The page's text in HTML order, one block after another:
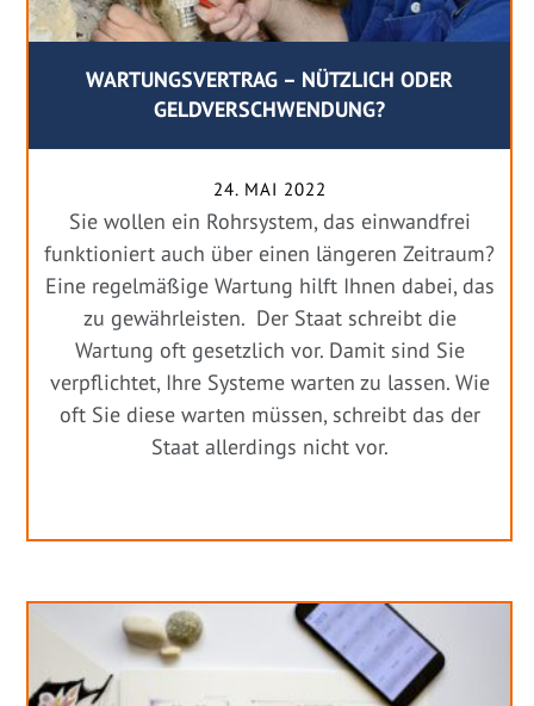
WARTUNGSVERTRAG – NÜTZLICH ODER
GELDVERSCHWENDUNG?
24. MAI 2022
Sie wollen ein Rohrsystem, das einwandfrei
funktioniert auch über einen längeren Zeitraum?
Eine regelmäßige Wartung hilft Ihnen dabei, das
zu gewährleisten. Der Staat schreibt die
Wartung oft gesetzlich vor. Damit sind Sie
verpflichtet, Ihre Systeme warten zu lassen. Wie
oft Sie diese warten müssen, schreibt das der
Staat allerdings nicht vor.